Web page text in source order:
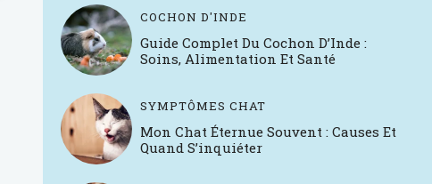
COCHON D'INDE
Guide Complet Du Cochon D’Inde :
Soins, Alimentation Et Santé
SYMPTÔMES CHAT
Mon Chat Éternue Souvent : Causes Et
Quand S’inquiéter